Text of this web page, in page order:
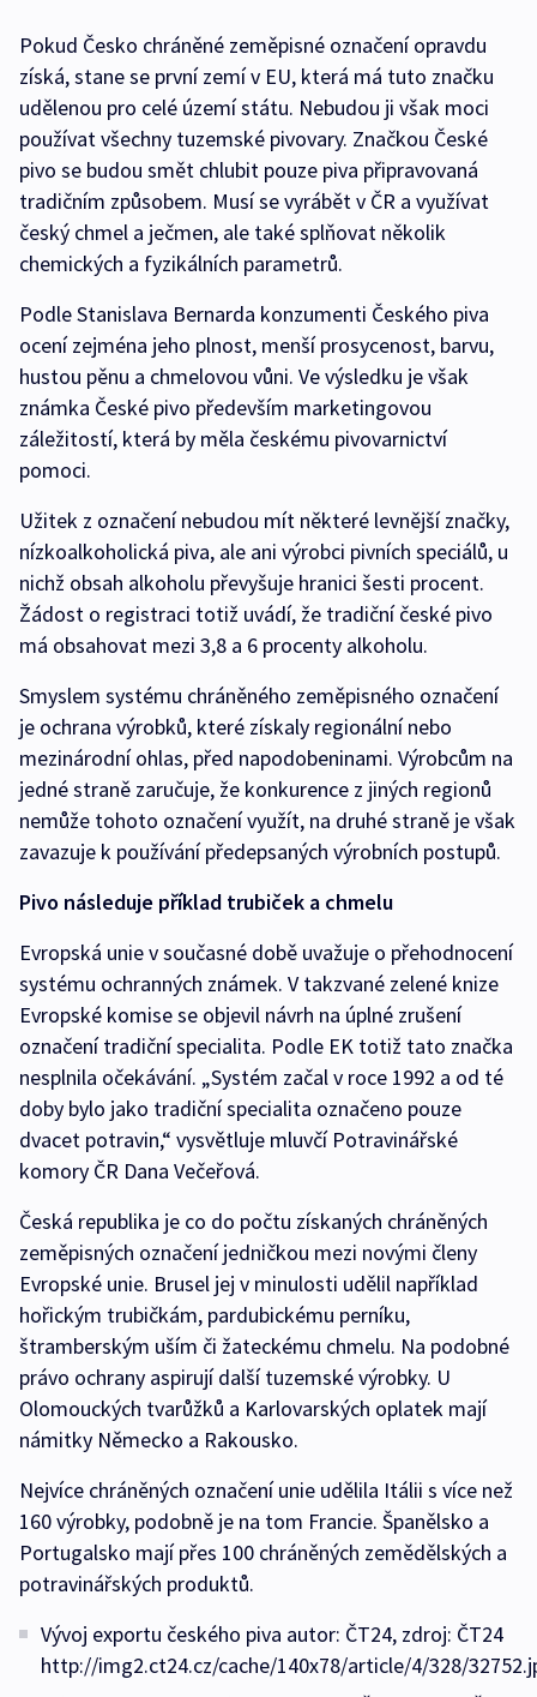
Pokud Česko chráněné zeměpisné označení opravdu
získá, stane se první zemí v EU, která má tuto značku
udělenou pro celé území státu. Nebudou ji však moci
používat všechny tuzemské pivovary. Značkou České
pivo se budou smět chlubit pouze piva připravovaná
tradičním způsobem. Musí se vyrábět v ČR a využívat
český chmel a ječmen, ale také splňovat několik
chemických a fyzikálních parametrů.
Podle Stanislava Bernarda konzumenti Českého piva
ocení zejména jeho plnost, menší prosycenost, barvu,
hustou pěnu a chmelovou vůni. Ve výsledku je však
známka České pivo především marketingovou
záležitostí, která by měla českému pivovarnictví
pomoci.
Užitek z označení nebudou mít některé levnější značky,
nízkoalkoholická piva, ale ani výrobci pivních speciálů, u
nichž obsah alkoholu převyšuje hranici šesti procent.
Žádost o registraci totiž uvádí, že tradiční české pivo
má obsahovat mezi 3,8 a 6 procenty alkoholu.
Smyslem systému chráněného zeměpisného označení
je ochrana výrobků, které získaly regionální nebo
mezinárodní ohlas, před napodobeninami. Výrobcům na
jedné straně zaručuje, že konkurence z jiných regionů
nemůže tohoto označení využít, na druhé straně je však
zavazuje k používání předepsaných výrobních postupů.
Pivo následuje příklad trubiček a chmelu
Evropská unie v současné době uvažuje o přehodnocení
systému ochranných známek. V takzvané zelené knize
Evropské komise se objevil návrh na úplné zrušení
označení tradiční specialita. Podle EK totiž tato značka
nesplnila očekávání. „Systém začal v roce 1992 a od té
doby bylo jako tradiční specialita označeno pouze
dvacet potravin,“ vysvětluje mluvčí Potravinářské
komory ČR Dana Večeřová.
Česká republika je co do počtu získaných chráněných
zeměpisných označení jedničkou mezi novými členy
Evropské unie. Brusel jej v minulosti udělil například
hořickým trubičkám, pardubickému perníku,
štramberským uším či žateckému chmelu. Na podobné
právo ochrany aspirují další tuzemské výrobky. U
Olomouckých tvarůžků a Karlovarských oplatek mají
námitky Německo a Rakousko.
Nejvíce chráněných označení unie udělila Itálii s více než
160 výrobky, podobně je na tom Francie. Španělsko a
Portugalsko mají přes 100 chráněných zemědělských a
potravinářských produktů.
Vývoj exportu českého piva autor: ČT24, zdroj: ČT24
http://img2.ct24.cz/cache/140x78/article/4/328/